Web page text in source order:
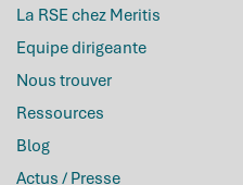
La RSE chez Meritis
Equipe dirigeante
Nous trouver
Ressources
Blog
Actus / Presse